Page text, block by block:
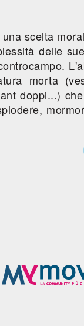
scelta
delle
morta
doppi...)